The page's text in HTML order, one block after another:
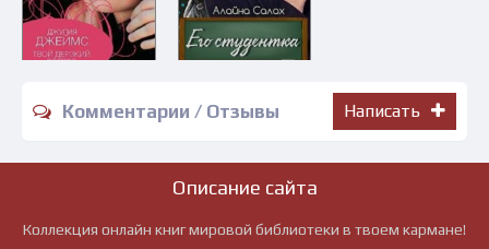
Комментарии / Отзывы Написать
Описание сайта
Коллекция онлайн книг мировой библиотеки в твоем кармане!